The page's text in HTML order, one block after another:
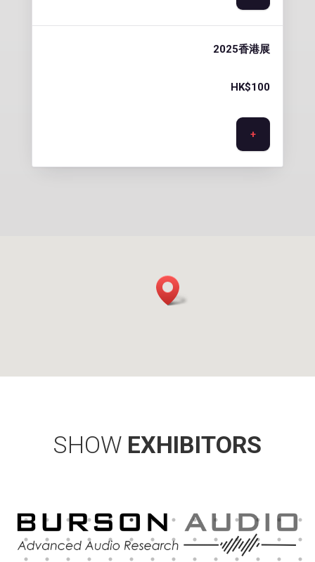
2025香港展
HK$100
+
SHOW EXHIBITORS